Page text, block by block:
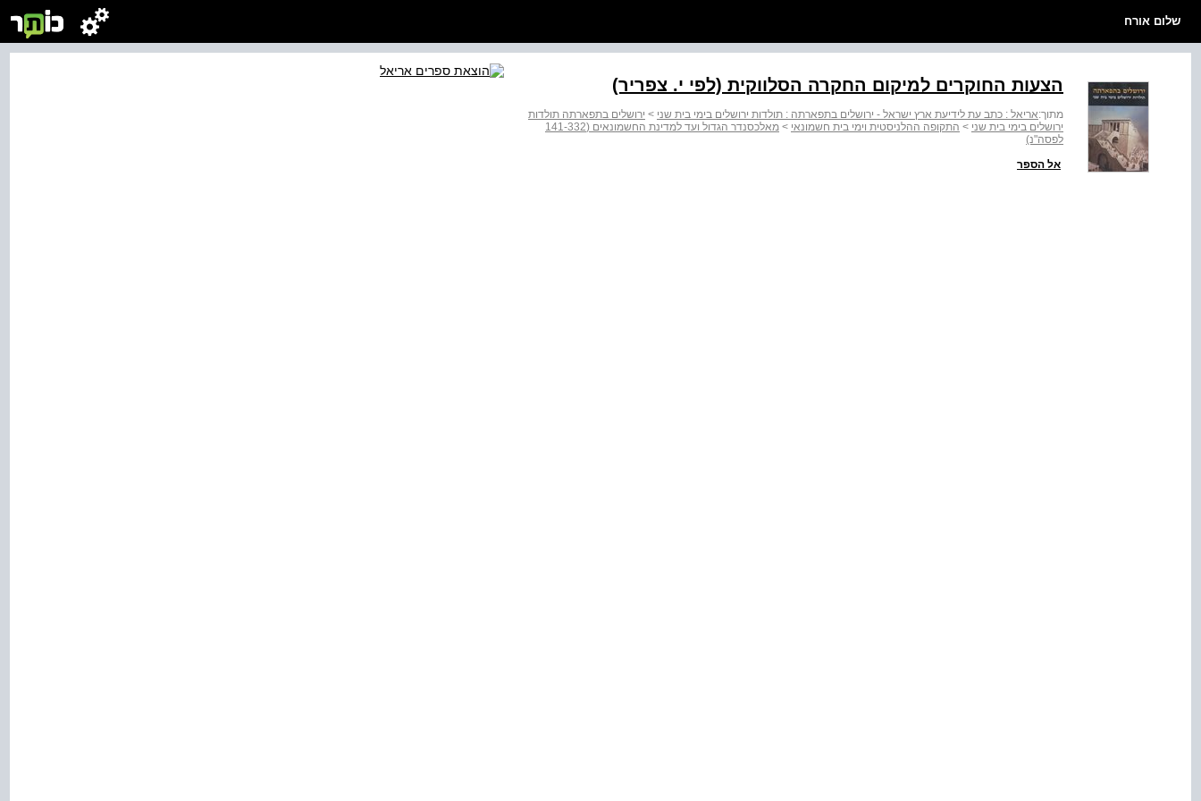
שלום אורח
הצעות החוקרים למיקום החקרה הסלווקית (לפי י. צפריר)
מתוך:אריאל : כתב עת לידיעת ארץ ישראל - ירושלים בתפארתה : תולדות ירושלים בימי בית שני > ירושלים בתפארתה תולדות
ירושלים בימי בית שני > התקופה ההלניסטית וימי בית חשמונאי >
מאלכסנדר הגדול ועד למדינת החשמונאים (141-332
לפסה"נ)
אל הספר